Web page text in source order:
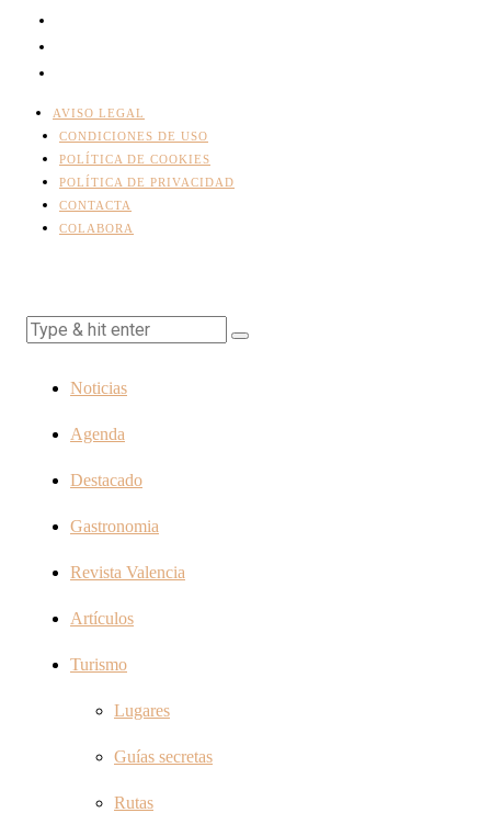
AVISO LEGAL
CONDICIONES DE USO
POLÍTICA DE COOKIES
POLÍTICA DE PRIVACIDAD
CONTACTA
COLABORA
Noticias
Agenda
Destacado
Gastronomia
Revista Valencia
Artículos
Turismo
Lugares
Guías secretas
Rutas